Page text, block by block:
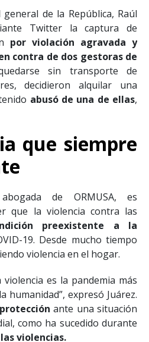
de la República, Raúl
Twitter la captura de
por violación agravada y
contra de dos gestoras de
sin transporte de
decidieron alquilar una
abusó de una de ellas,
que siempre
de ORMUSA, es
que la violencia contra las
preexistente a la
19. Desde mucho tiempo
violencia en el hogar.
violencia es la pandemia más
humanidad”, expresó Juárez.
ante una situación
como ha sucedido durante